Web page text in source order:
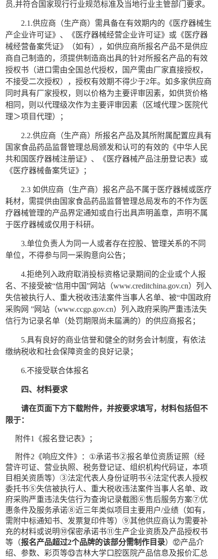
员,并符合国家现行行业规范标准及当地行业主管部门要求。
2.1.供应商（生产商）需具备在有效期内的《医疗器械生
产企业许可证》、《医疗器械经营企业许可证》或《医疗器
械经营备案凭证》（如有），如供应商所报名产品不是供应
商自己制造的，须提供制造商出具的针对所报名产品的有效
授权书（进口需由全国总代授权，国产需由厂家直接授权，
不接受二次授权），授权有效期不得少于2年。如多家供应商
同时具有厂家授权，则以价格为主要评审因素，如供货价格
相同，则以代理级次作为主要评审因素（区域代理＞医院代
理＞项目代理）；
2.2.供应商（生产商）所报名产品及其所附属配置应具有
国家食品药品监督管理总局颁发和认可的有效的《中华人民
共和国医疗器械注册证》、《医疗器械产品注册登记表》或
《医疗器械备案凭证》；
2.3如供应商（生产商）报名产品不属于医疗器械或医疗
耗材，需提供由国家食品药品监督管理总局发布的不作为医
疗器械管理的产品界定通知或自行出具声明盖章，声明不属
于医疗器械或仅用于科研。
3.单位负责人为同一人或者存在控股、管理关系的不同
单位，不得参与同一采购意向公告；
4.拒绝列入政府取消投标资格记录期间的企业或个人报
名、不接受被“信用中国”网站（www.creditchina.gov.cn）列入
失信被执行人、重大税收违法案件当事人名单、被“中国政府
采购网 ”网站（www.ccgp.gov.cn）列入政府采购严重违法失
信行为记录名单（处罚期限尚未届满的）的供应商报名；
5.具有良好的商业信誉和健全的财务会计制度，有依法
缴纳税收和社会保障资金的良好记录；
6.不接受联合体报名
四、材料要求
请在页面下方下载附件，并按要求填写，材料包括但不
限于：
附件1 《报名登记表》；
附件2 《响应文件》： ①承诺书②报名单位资质证照（经
营许可证、营业执照、税务登记证、组织机构代码证，本项
目相关资质等）③法定代表人身份证明书④法定代表人授权
委托书⑤失信被执行人、重大税收违法案件当事人名单、政
府采购严重违法失信行为查询记录截图⑥售后服务方案⑦优
惠条件及服务承诺⑧近三年类似项目主要用户/业绩（如有，
需附中标通知书、发票复印件等）⑨其他供应商认为需要补
充的材料或说明⑩保密承诺书⑪生产企业资质及产品授权书
等（报名产品超过2个品牌的该部分需制作目录）⑫产品介
绍、参数、彩页等⑬吉林大学口腔医院产品信息及报价汇总